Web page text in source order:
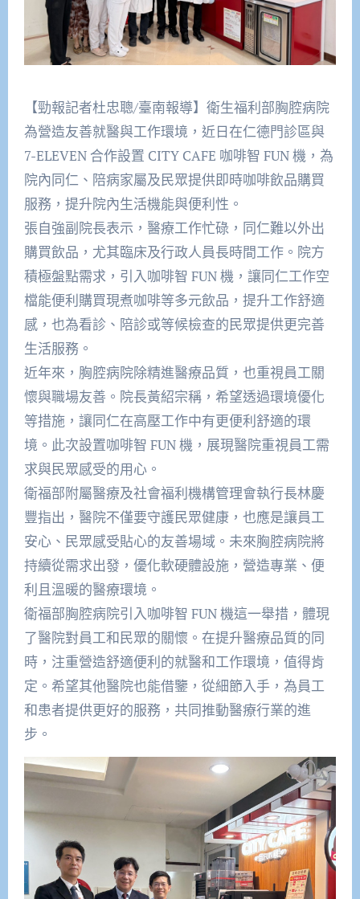
【勁報記者杜忠聰/臺南報導】衛生福利部胸腔病院
為營造友善就醫與工作環境，近日在仁德門診區與
7-ELEVEN 合作設置 CITY CAFE 咖啡智 FUN 機，為
院內同仁、陪病家屬及民眾提供即時咖啡飲品購買
服務，提升院內生活機能與便利性。
張自強副院長表示，醫療工作忙碌，同仁難以外出
購買飲品，尤其臨床及行政人員長時間工作。院方
積極盤點需求，引入咖啡智 FUN 機，讓同仁工作空
檔能便利購買現煮咖啡等多元飲品，提升工作舒適
感，也為看診、陪診或等候檢查的民眾提供更完善
生活服務。
近年來，胸腔病院除精進醫療品質，也重視員工關
懷與職場友善。院長黃紹宗稱，希望透過環境優化
等措施，讓同仁在高壓工作中有更便利舒適的環
境。此次設置咖啡智 FUN 機，展現醫院重視員工需
求與民眾感受的用心。
衛福部附屬醫療及社會福利機構管理會執行長林慶
豐指出，醫院不僅要守護民眾健康，也應是讓員工
安心、民眾感受貼心的友善場域。未來胸腔病院將
持續從需求出發，優化軟硬體設施，營造專業、便
利且溫暖的醫療環境。
衛福部胸腔病院引入咖啡智 FUN 機這一舉措，體現
了醫院對員工和民眾的關懷。在提升醫療品質的同
時，注重營造舒適便利的就醫和工作環境，值得肯
定。希望其他醫院也能借鑒，從細節入手，為員工
和患者提供更好的服務，共同推動醫療行業的進
步。